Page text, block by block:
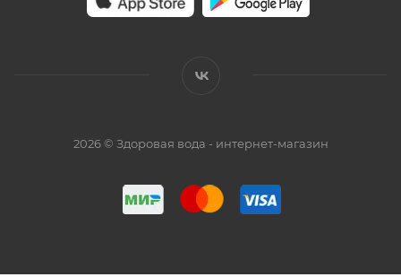
2026 © Здоровая вода - интернет-магазин